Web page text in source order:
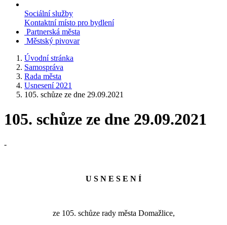
Sociální služby
Kontaktní místo pro bydlení
Partnerská města
Městský pivovar
Úvodní stránka
Samospráva
Rada města
Usnesení 2021
105. schůze ze dne 29.09.2021
105. schůze ze dne 29.09.2021
-
U S N E S E N Í
ze 105. schůze rady města Domažlice,